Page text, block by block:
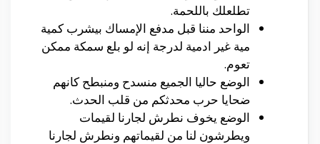
تطلعلك باللحمة.
الواحد مننا قبل مدفع الإمساك بيشرب كمية
مية غير ادمية لدرجة إنه لو بلع سمكة ممكن
تعوم.
الوضع حاليا الجميع منسدح ومنبطح كانهم
ضحايا حرب محدثكم من قلب الحدث.
الوضع يخوف نطرش لجارنا لقيمات
ويطرشون لنا من لقيماتهم ونطرش لجارنا